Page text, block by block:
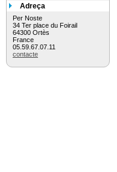
Adreça
Per Noste
34 Ter place du Foirail
64300 Ortès
France
05.59.67.07.11
contacte